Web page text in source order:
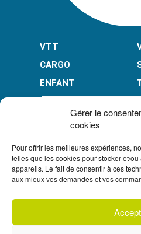
Gérer le
cookies
Pour offrir les meilleures expériences,
telles que les cookies pour stocker et/
appareils. Le fait de consentir à ces
aux mieux vos demandes et vos
VTT
CARGO
ENFANT
PAIEMENT EN
LIMITÉ À 3000 € POUR LE 10X.
CONDITION
POLITIQUE DE